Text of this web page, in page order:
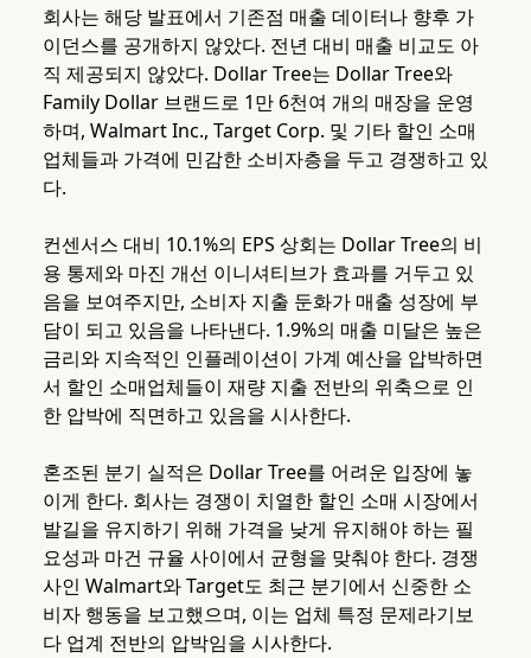
회사는 해당 발표에서 기존점 매출 데이터나 향후 가
이던스를 공개하지 않았다. 전년 대비 매출 비교도 아
직 제공되지 않았다. Dollar Tree는 Dollar Tree와
Family Dollar 브랜드로 1만 6천여 개의 매장을 운영
하며, Walmart Inc., Target Corp. 및 기타 할인 소매
업체들과 가격에 민감한 소비자층을 두고 경쟁하고 있
다.
컨센서스 대비 10.1%의 EPS 상회는 Dollar Tree의 비
용 통제와 마진 개선 이니셔티브가 효과를 거두고 있
음을 보여주지만, 소비자 지출 둔화가 매출 성장에 부
담이 되고 있음을 나타낸다. 1.9%의 매출 미달은 높은
금리와 지속적인 인플레이션이 가계 예산을 압박하면
서 할인 소매업체들이 재량 지출 전반의 위축으로 인
한 압박에 직면하고 있음을 시사한다.
혼조된 분기 실적은 Dollar Tree를 어려운 입장에 놓
이게 한다. 회사는 경쟁이 치열한 할인 소매 시장에서
발길을 유지하기 위해 가격을 낮게 유지해야 하는 필
요성과 마건 규율 사이에서 균형을 맞춰야 한다. 경쟁
사인 Walmart와 Target도 최근 분기에서 신중한 소
비자 행동을 보고했으며, 이는 업체 특정 문제라기보
다 업계 전반의 압박임을 시사한다.